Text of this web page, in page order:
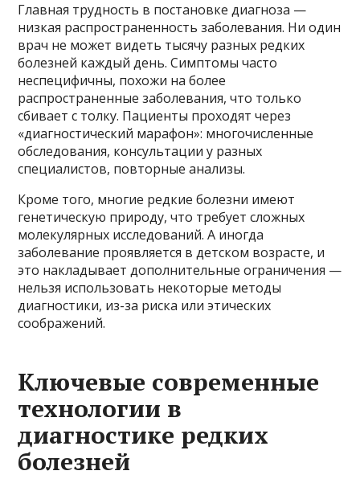
Главная трудность в постановке диагноза —
низкая распространенность заболевания. Ни один
врач не может видеть тысячу разных редких
болезней каждый день. Симптомы часто
неспецифичны, похожи на более
распространенные заболевания, что только
сбивает с толку. Пациенты проходят через
«диагностический марафон»: многочисленные
обследования, консультации у разных
специалистов, повторные анализы.
Кроме того, многие редкие болезни имеют
генетическую природу, что требует сложных
молекулярных исследований. А иногда
заболевание проявляется в детском возрасте, и
это накладывает дополнительные ограничения —
нельзя использовать некоторые методы
диагностики, из-за риска или этических
соображений.
Ключевые современные
технологии в
диагностике редких
болезней